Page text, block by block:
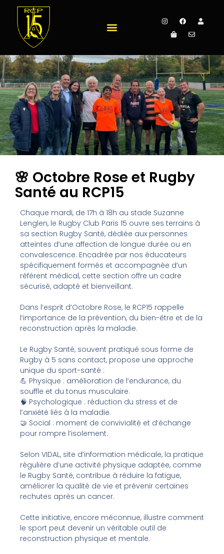
🌸 Octobre Rose et Rugby
Santé au RCP15
Chaque mardi, de 17h à 18h au stade Suzanne
Lenglen, le Rugby Club Paris 15 ouvre ses terrains à
sa section Rugby Santé, dédiée aux personnes
atteintes d’une affection de longue durée ou en
convalescence. Encadrée par nos éducateurs
spécifiquement formés et accompagnée d’un
référent médical, cette section offre un cadre
sécurisé, adapté et bienveillant.
Dans l’esprit d’Octobre Rose, le RCP15 rappelle
l’importance de la prévention, du bien-être et de la
reconstruction après la maladie.
Le Rugby Santé, souvent pratiqué sous forme de
Rugby à 5 sans contact, propose une approche
unique du sport-santé :
💪 Physique : amélioration de l’endurance, du
souffle et du tonus musculaire.
🧠 Psychologique : réduction du stress et de
l’anxiété liés à la maladie.
🤝 Social : moment de convivialité et d’échange
pour rompre l’isolement.
Selon VIDAL, site d’information médicale, la pratique
régulière d’une activité physique adaptée, comme
le Rugby Santé, contribue à réduire la fatigue,
améliorer la qualité de vie et prévenir certaines
rechutes après un cancer.
Cette initiative, encore méconnue, illustre comment
le sport peut devenir un véritable outil de
reconstruction physique et mentale.